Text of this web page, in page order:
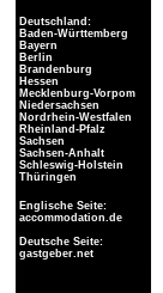
Deutschland:
Baden-Württemberg
Bayern
Berlin
Brandenburg
Hessen
Mecklenburg-Vorpom
Niedersachsen
Nordrhein-Westfalen
Rheinland-Pfalz
Sachsen
Sachsen-Anhalt
Schleswig-Holstein
Thüringen
Englische Seite:
accommodation.de
Deutsche Seite:
gastgeber.net